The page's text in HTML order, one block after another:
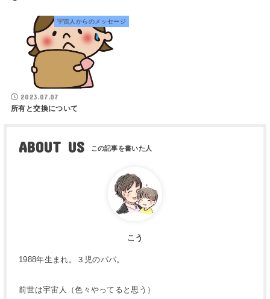
宇宙人からのメッセージ
2023.07.07
所有と交換について
ABOUT US
こう
1988年生まれ。３児のパパ。
前世は宇宙人（色々やってると思う）